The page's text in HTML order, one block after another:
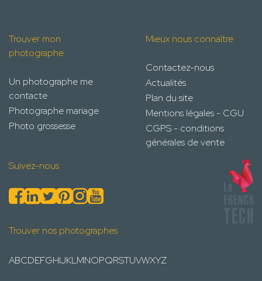
Trouver mon
photographe
Un photographe me
contacte
Photographe mariage
Photo grossesse
Mieux nous connaître
Contactez-nous
Actualités
Plan du site
Mentions légales - CGU
CGPS - conditions
générales de vente
Suivez-nous
Trouver nos photographes
ABCDEFGHIJKLMNOPQRSTUVWXYZ